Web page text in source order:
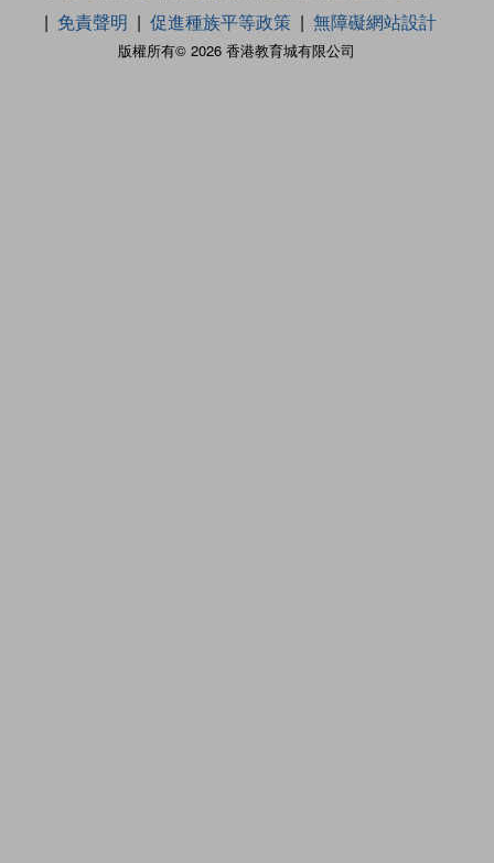
版權所有© 2026 香港教育城有限公司
免責聲明
促進種族平等政策 無障礙網站設計